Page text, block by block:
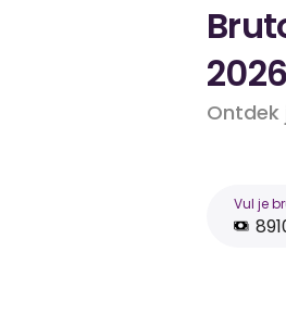
2026
Ontdek
Vul je